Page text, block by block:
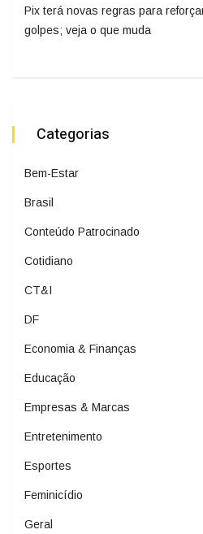
Pix terá novas regras para
golpes; veja o que muda
Categorias
Bem-Estar
Brasil
Conteúdo Patrocinado
Cotidiano
CT&I
DF
Economia & Finanças
Educação
Empresas & Marcas
Entretenimento
Esportes
Feminicídio
Geral